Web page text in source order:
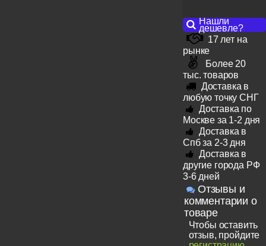
Нашли
дешевле?
17 лет на
рынке
Более 20
тыс. товаров
Доставка в
любую точку СНГ
Доставка по
Москве за 1-2 дня
Доставка в
Спб за 2-3 дня
Доставка в
другие города РФ
3-6 дней
Отзывы и
комментарии о
товаре
Чтобы оставить
отзыв, пройдите